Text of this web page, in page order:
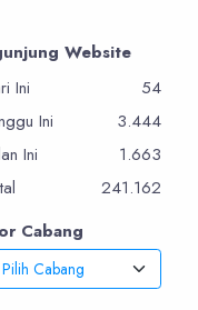
Website
Ini
54
Ini
3.444
Ini
1.663
241.162
Cabang
Pilih Cabang